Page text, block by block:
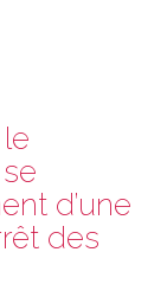
d’une
des